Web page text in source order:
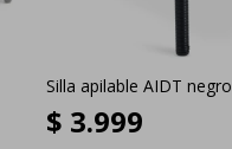
Silla apilable AIDT negro
$ 3.999